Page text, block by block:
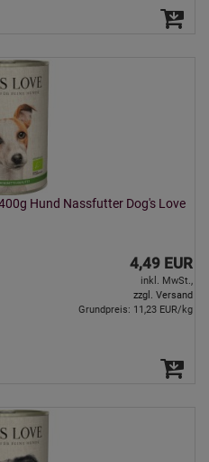
Hund Nassfutter Dog's Love
4,49 EUR
inkl. MwSt.,
zzgl. Versand
Grundpreis: 11,23 EUR/kg